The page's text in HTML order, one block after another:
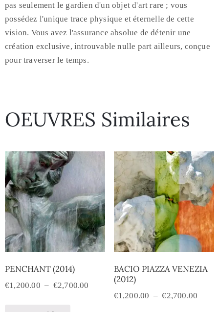
pas seulement le gardien d'un objet d'art rare ; vous
possédez l'unique trace physique et éternelle de cette
vision. Vous avez l'assurance absolue de détenir une
création exclusive, introuvable nulle part ailleurs, conçue
pour traverser le temps.
OEUVRES Similaires
PENCHANT (2014)
€1,200.00 – €2,700.00
BACIO PIAZZA VENEZIA
(2012)
€1,200.00 – €2,700.00